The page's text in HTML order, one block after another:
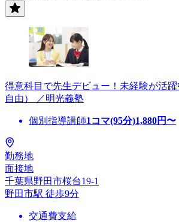
得意科目で先生デビュー！未経験が活
自由） ／明光義塾
個別指導講師1コマ(95分)1,880円〜
勤務地
面接地
千葉県野田市桜台19-1
野田市駅 徒歩9分
交通費支給